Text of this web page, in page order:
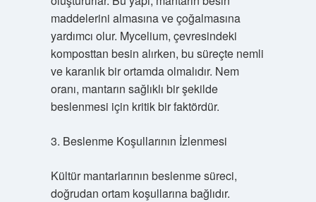
maddelerini almasına ve çoğalmasına
yardımcı olur. Mycelium, çevresindeki
komposttan besin alırken, bu süreçte nemli
ve karanlık bir ortamda olmalıdır. Nem
oranı, mantarın sağlıklı bir şekilde
beslenmesi için kritik bir faktördür.
3. Beslenme Koşullarının İzlenmesi
Kültür mantarlarının beslenme süreci,
doğrudan ortam koşullarına bağlıdır.